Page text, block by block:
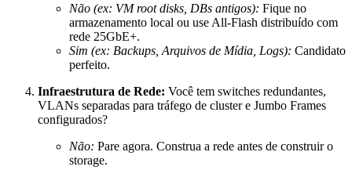
Não (ex: VM root disks, DBs antigos): Fique no
armazenamento local ou use All-Flash distribuído com
rede 25GbE+.
Sim (ex: Backups, Arquivos de Mídia, Logs): Candidato
perfeito.
Infraestrutura de Rede: Você tem switches redundantes,
VLANs separadas para tráfego de cluster e Jumbo Frames
configurados?
Não: Pare agora. Construa a rede antes de construir o
storage.